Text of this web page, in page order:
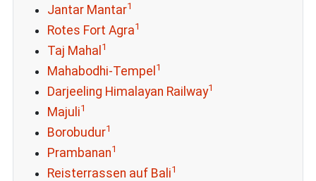
Jantar Mantar1
Rotes Fort Agra1
Taj Mahal 1
Mahabodhi-Tempel 1
Darjeeling Himalayan Railway1
Majuli1
Borobudur1
Prambanan1
Reisterrassen auf Bali1